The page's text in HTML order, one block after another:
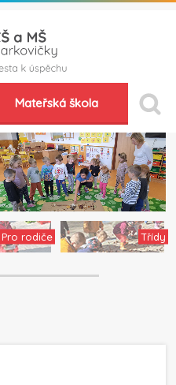
Mateřská škola
Pro rodiče Třídy